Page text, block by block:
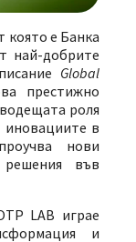
която е Банка
най-добрите
Global
престижно
роля
иновациите в
нови
във
LAB играе
и